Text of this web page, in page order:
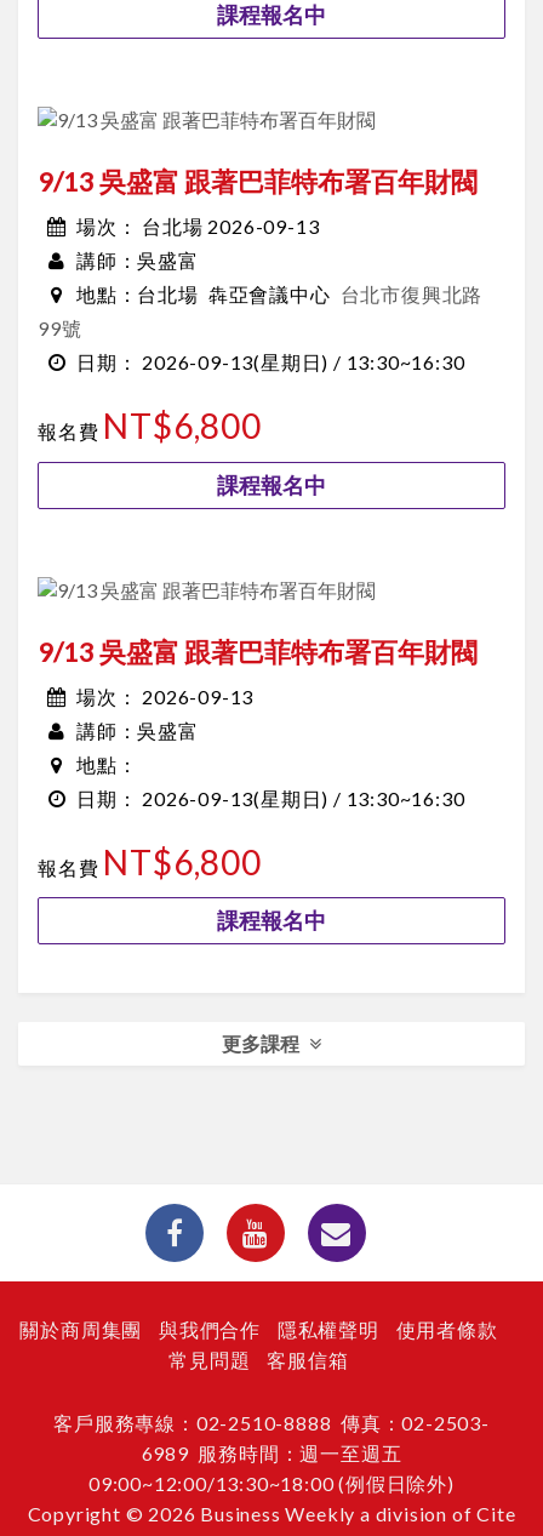
課程報名中
9/13 吳盛富 跟著巴菲特布署百年財閥
場次： 台北場 2026-09-13
講師：吳盛富
地點： 台北場 犇亞會議中心 台北市復興北路
99號
日期： 2026-09-13(星期日) / 13:30~16:30
報名費 NT$6,800
課程報名中
9/13 吳盛富 跟著巴菲特布署百年財閥
場次： 2026-09-13
講師：吳盛富
地點：
日期：
2026-09-13(星期日) / 13:30~16:30
報名費 NT$6,800
課程報名中
更多課程
關於商周集團 與我們合作 隱私權聲明
使用者條款
常見問題
客服信箱
客戶服務專線：02-2510-8888 傳真：02-2503-
6989 服務時間：週一至週五
09:00~12:00/13:30~18:00 (例假日除外)
Copyright © 2026 Business Weekly a division of Cite